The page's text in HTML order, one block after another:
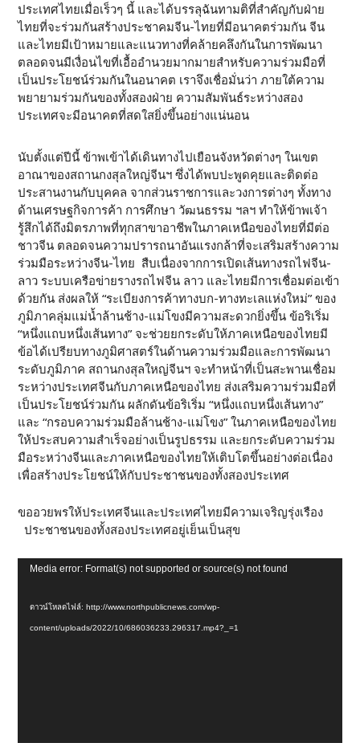
ประเทศไทยเมื่อเร็วๆ นี้ และได้บรรลุฉันทามติที่สำคัญกับฝ่าย
ไทยที่จะร่วมกันสร้างประชาคมจีน-ไทยที่มีอนาคตร่วมกัน จีน
และไทยมีเป้าหมายและแนวทางที่คล้ายคลึงกันในการพัฒนา
ตลอดจนมีเงื่อนไขที่เอื้ออำนวยมากมายสำหรับความร่วมมือที่
เป็นประโยชน์ร่วมกันในอนาคต เราจึงเชื่อมั่นว่า ภายใต้ความ
พยายามร่วมกันของทั้งสองฝ่าย ความสัมพันธ์ระหว่างสอง
ประเทศจะมีอนาคตที่สดใสยิ่งขึ้นอย่างแน่นอน
นับตั้งแต่ปีนี้ ข้าพเข้าได้เดินทางไปเยือนจังหวัดต่างๆ ในเขต
อาณาของสถานกงสุลใหญ่จีนฯ ซึ่งได้พบปะพูดคุยและติดต่อ
ประสานงานกับบุคคล จากส่วนราชการและวงการต่างๆ ทั้งทาง
ด้านเศรษฐกิจการค้า การศึกษา วัฒนธรรม ฯลฯ ทำให้ข้าพเจ้า
รู้สึกได้ถึงมิตรภาพที่ทุกสาขาอาชีพในภาคเหนือของไทยที่มีต่อ
ชาวจีน ตลอดจนความปรารถนาอันแรงกล้าที่จะเสริมสร้างความ
ร่วมมือระหว่างจีน-ไทย สืบเนื่องจากการเปิดเส้นทางรถไฟจีน-
ลาว ระบบเครือข่ายรางรถไฟจีน ลาว และไทยมีการเชื่อมต่อเข้า
ด้วยกัน ส่งผลให้ “ระเบียงการค้าทางบก-ทางทะเลแห่งใหม่” ของ
ภูมิภาคลุ่มแม่น้ำล้านช้าง-แม่โขงมีความสะดวกยิ่งขึ้น ข้อริเริ่ม
“หนึ่งแถบหนึ่งเส้นทาง” จะช่วยยกระดับให้ภาคเหนือของไทยมี
ข้อได้เปรียบทางภูมิศาสตร์ในด้านความร่วมมือและการพัฒนา
ระดับภูมิภาค สถานกงสุลใหญ่จีนฯ จะทำหน้าที่เป็นสะพานเชื่อม
ระหว่างประเทศจีนกับภาคเหนือของไทย ส่งเสริมความร่วมมือที่
เป็นประโยชน์ร่วมกัน ผลักดันข้อริเริ่ม “หนึ่งแถบหนึ่งเส้นทาง”
และ “กรอบความร่วมมือล้านช้าง-แม่โขง” ในภาคเหนือของไทย
ให้ประสบความสำเร็จอย่างเป็นรูปธรรม และยกระดับความร่วม
มือระหว่างจีนและภาคเหนือของไทยให้เติบโตขึ้นอย่างต่อเนื่อง
เพื่อสร้างประโยชน์ให้กับประชาชนของทั้งสองประเทศ
ขออวยพรให้ประเทศจีนและประเทศไทยมีความเจริญรุ่งเรือง
ประชาชนของทั้งสองประเทศอยู่เย็นเป็นสุข
ตัว
ไฟล์
วิดีโอ
Media error: Format(s) not supported or source(s) not found
ดาวน์โหลดไฟล์: http://www.northpublicnews.com/wp-
content/uploads/2022/10/686036233.296317.mp4?_=1